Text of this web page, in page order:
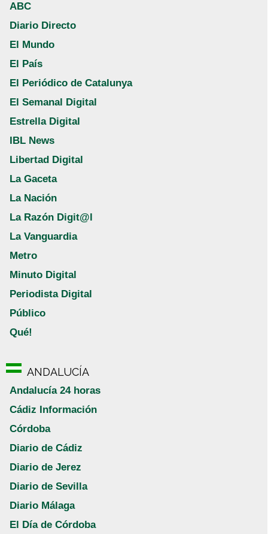
ABC
Diario Directo
El Mundo
El País
El Periódico de Catalunya
El Semanal Digital
Estrella Digital
IBL News
Libertad Digital
La Gaceta
La Nación
La Razón Digit@l
La Vanguardia
Metro
Minuto Digital
Periodista Digital
Público
Qué!
ANDALUCÍA
Andalucía 24 horas
Cádiz Información
Córdoba
Diario de Cádiz
Diario de Jerez
Diario de Sevilla
Diario Málaga
El Día de Córdoba